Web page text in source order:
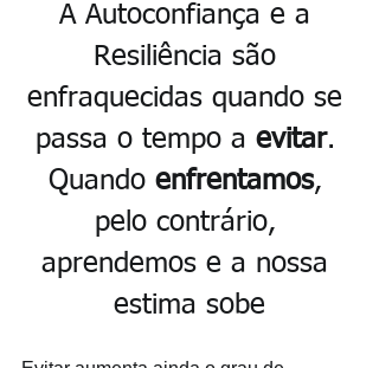
A Autoconfiança e a
Resiliência são
enfraquecidas quando se
passa o tempo a evitar.
Quando enfrentamos,
pelo contrário,
aprendemos e a nossa
estima sobe